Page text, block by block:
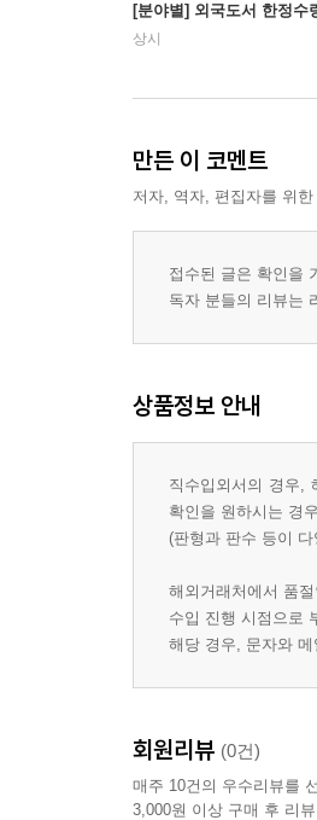
[분야별] 외국도서 한정수
상시
만든 이 코멘트
저자, 역자, 편집자를 위
접수된 글은 확인을
독자 분들의 리뷰는
상품정보 안내
직수입외서의 경우,
확인을 원하시는 경
(판형과 판수 등이
해외거래처에서 품
수입 진행 시점으로
해당 경우, 문자와
회원리뷰 (0건)
매주 10건의 우수리뷰를
3,000원 이상 구매 후 리